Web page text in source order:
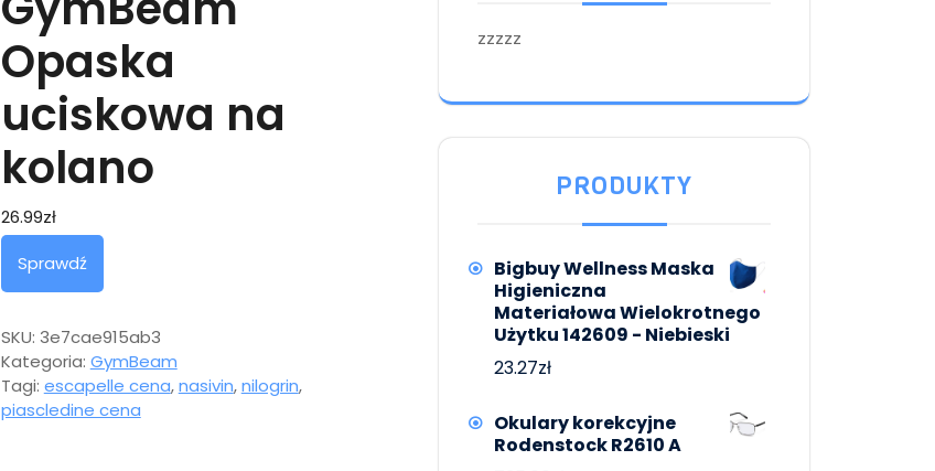
Opaska
uciskowa na
kolano
26.99zł
Sprawdź
SKU: 3e7cae915ab3
Kategoria: GymBeam
Tagi: escapelle cena,nasivin,nilogrin,
piascledine cena
zzzzz
PRODUKTY
Bigbuy Wellness Maska
Higieniczna
Materiałowa Wielokrotnego
Użytku 142609 - Niebieski
23.27zł
Okulary korekcyjne
Rodenstock R2610 A